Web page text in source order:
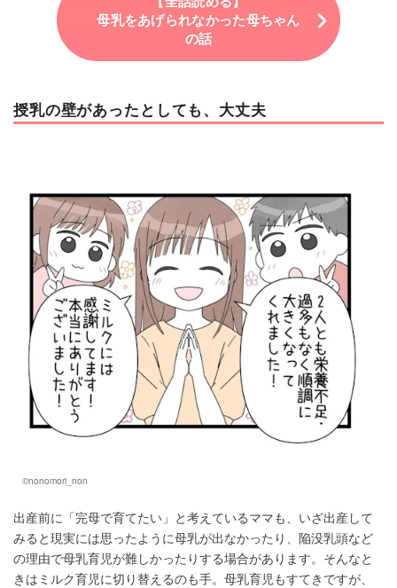
母乳をあげられなかった母ちゃん
の話
授乳の壁があったとしても、大丈夫
©nonomori_non
出産前に「完母で育てたい」と考えているママも、いざ出産して
みると現実には思ったように母乳が出なかったり、陥没乳頭など
の理由で母乳育児が難しかったりする場合があります。そんなと
きはミルク育児に切り替えるのも手。母乳育児もすてきですが、